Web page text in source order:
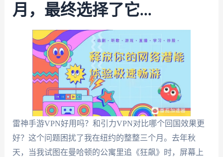
月，最终选择了它...
雷神手游VPN好用吗？和引力VPN对比哪个回国效果更
好？这个问题困扰了我在纽约的整整三个月。去年秋
天，当我试图在曼哈顿的公寓里追《狂飙》时，屏幕上